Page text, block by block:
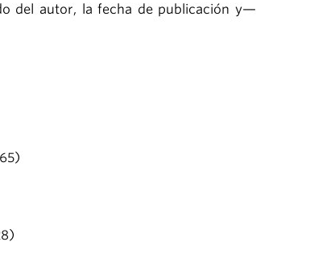
del autor, la fecha de publicación y—